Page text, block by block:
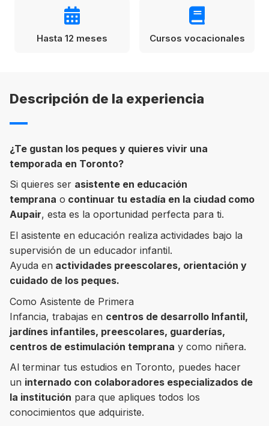
Australia permitirá la entrada de
vacunados contra el Covid-19
Agustina Fontirroig
8 ciudades para tomar cursos de inglés
intensivo
Barbie Castoldi 09/11/2021
América
Estados Unidos
México
VER TODOS LOS PAÍSES
Estudia un Bachelor de IT en Cork
Estudia Business en Auckland
Condiciones
ENVIAR
Hasta 12 meses Cursos vocacionales
Descripción de la experiencia
¿Te gustan los peques y quieres vivir una
temporada en Toronto?
Si quieres ser asistente en educación
temprana o continuar tu estadía en la ciudad como
Aupair, esta es la oportunidad perfecta para ti.
El asistente en educación realiza actividades bajo la
supervisión de un educador infantil.
Ayuda en actividades preescolares, orientación y
cuidado de los peques.
Como Asistente de Primera
Infancia, trabajas en centros de desarrollo Infantil,
jardínes infantiles, preescolares, guarderías,
centros de estimulación temprana y como niñera.
Al terminar tus estudios en Toronto, puedes hacer
un internado con colaboradores especializados de
la institución para que apliques todos los
conocimientos que adquiriste.